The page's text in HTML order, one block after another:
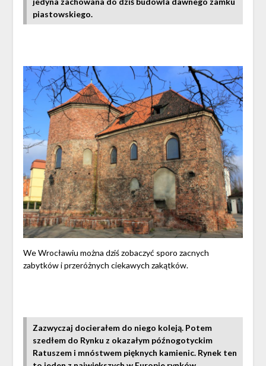
piastowskiego.
We Wrocławiu można dziś zobaczyć sporo zacnych
zabytków i przeróżnych ciekawych zakątków.
Zazwyczaj docierałem do niego koleją. Potem
szedłem do Rynku z okazałym późnogotyckim
Ratuszem i mnóstwem pięknych kamienic. Rynek ten